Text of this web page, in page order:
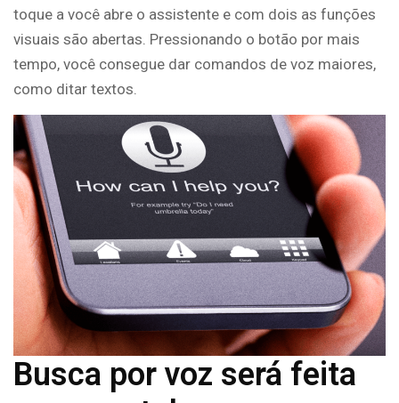
toque a você abre o assistente e com dois as funções
visuais são abertas. Pressionando o botão por mais
tempo, você consegue dar comandos de voz maiores,
como ditar textos.
Busca por voz será feita